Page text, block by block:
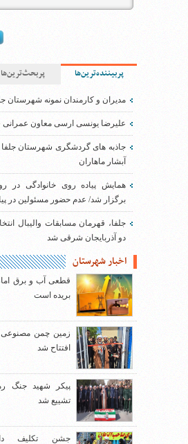
پربیننده‌ترین‌ها پربحث‌ترین‌ها
مدیران و کارمندان نمونه شهرستان
علیرضا یونسی ارسی معاون عمرانی
جاذبه های گردشگری شهرستان جلفا
آبشار ماهاران
همایش پیاده روی خانوادگی در
برگزار شد/ عدم حضور مسئولین در
جلفا، قهرمان مسابقات والیبال
دو آذربایجان شرقی شد
اخبار شهرستان
قطعی آب و برق
بریده است
زمین چمن مصنوعی
افتتاح شد
پیکر شهید جنگ
تشییع شد
جشن تکلیف